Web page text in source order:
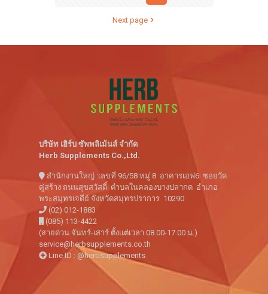
Next page
บริษัท เฮิร์บ ซัพพลิเม้นส์ จำกัด
Herb Supplements Co.,Ltd.
สำนักงานใหญ่ :เลขที่ 96/58 หมู่ 8 อาคารเอฟ6 ซอยวัด
คู่สร้าง ถนนสุขสวัสดิ์ ตำบลในคลองบางปลากด อำเภอ
พระสมุทรเจดีย์ จังหวัดสมุทรปราการ 10290
(02) 012-1883
(085) 113-4422
(สายด่วน จันทร์-เสาร์ ตั้งแต่เวลา 08.00-17.00 น.)
service@herbsupplements.co.th
Line ID : @herbsupplements